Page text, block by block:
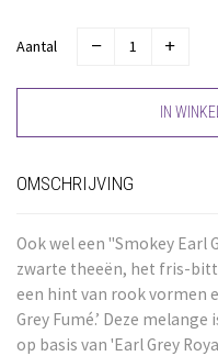
Aantal
IN
OMSCHRIJVING
Ook wel een "Smokey Earl
zwarte theeën, het fris-
een hint van rook vormen
Grey Fumé.’ Deze
op basis van 'Earl Grey